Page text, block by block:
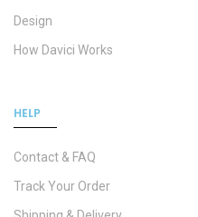
Design
How Davici Works
HELP
Contact & FAQ
Track Your Order